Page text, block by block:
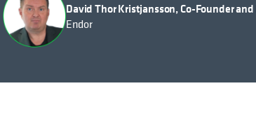
David Thor Kristjansson, Co-Founder
Endor